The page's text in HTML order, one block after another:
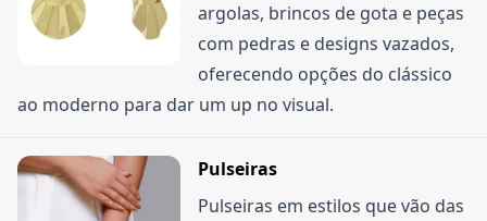
argolas, brincos de gota e peças
com pedras e designs vazados,
oferecendo opções do clássico
ao moderno para dar um up no visual.
Pulseiras
Pulseiras em estilos que vão das